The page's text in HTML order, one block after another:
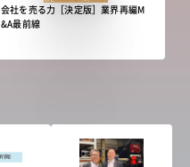
会社を売る力［決定版］業界再編M
&A最前線